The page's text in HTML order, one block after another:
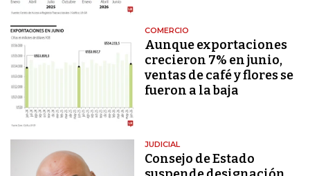
COMERCIO
Aunque exportaciones
crecieron 7% en junio,
ventas de café y flores se
fueron a la baja
JUDICIAL
Consejo de Estado